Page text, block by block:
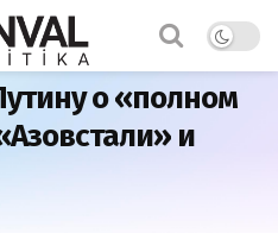
о «полном
и